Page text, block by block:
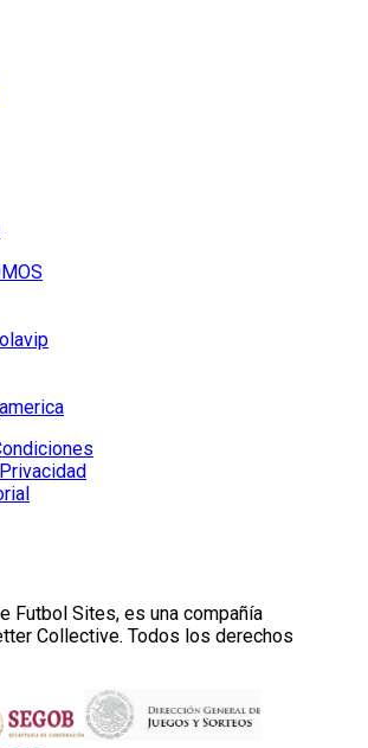
Futbol Sites, es una compañía
Collective. Todos los derechos